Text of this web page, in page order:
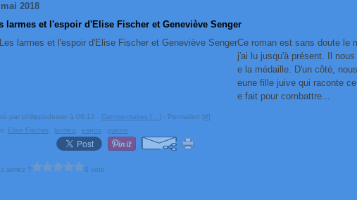
2018
larmes et l'espoir d'Elise Fischer et Geneviève Senger
Ce roman est sans doute le
j'ai lu jusqu'à présent. Il
e la médaille. D'un côté,
eune fille juive qui raconte
e fait pour combattre...
par philippedester à 06:12 - Commentaires [ …] - Permalien [#]
Elise Fischer, larmes ,espoir,guerre
aimez ? 0 vote